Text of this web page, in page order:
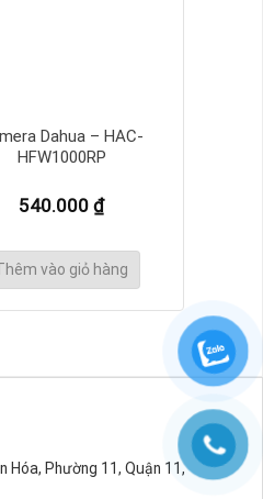
Dahua – HAC-
HFW1000RP
540.000 ₫
vào giỏ hàng
Hóa, Phường 11, Quận 11,